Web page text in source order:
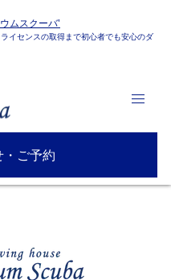
ムスクーバ'
イセンスの取得まで初心者でも安心のダ
ご予約